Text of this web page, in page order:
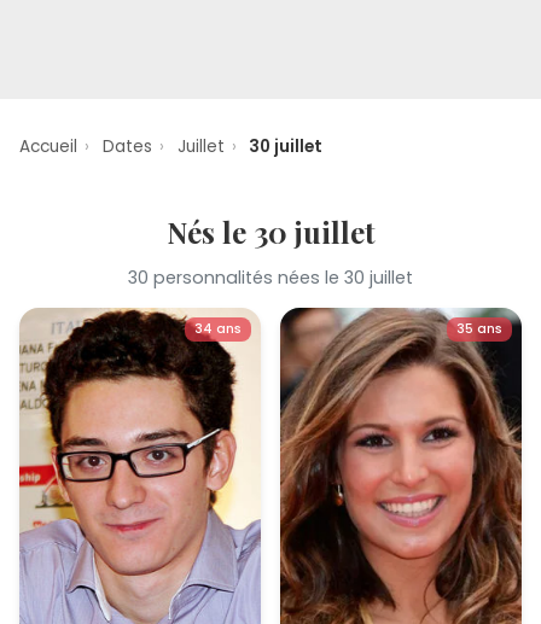
Accueil › Dates › Juillet › 30 juillet
Nés le 30 juillet
30 personnalités nées le 30 juillet
34 ans 35 ans